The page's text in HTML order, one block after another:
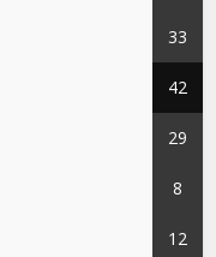
33
42
29
8
12